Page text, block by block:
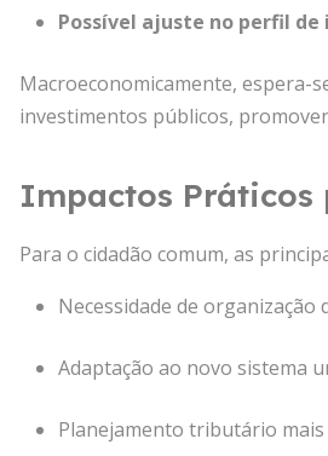
Possível ajuste no perfil
Macroeconomicamente, espera-
investimentos públicos,
Impactos
Para o cidadão comum, as
Necessidade de
Adaptação ao novo sistema
Planejamento tributário